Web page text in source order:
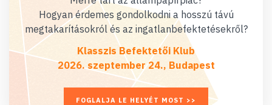
Hogyan érdemes gondolkodni a hosszú távú
megtakarításokról és az ingatlanbefektetésekről?
Klasszis Befektetői Klub
2026. szeptember 24., Budapest
FOGLALJA LE HELYÉT MOST >>